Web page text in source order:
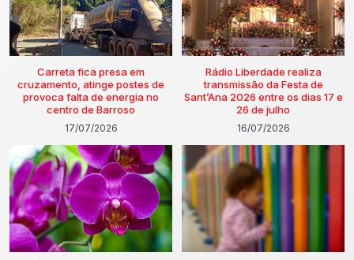
Carreta fica presa em
cruzamento, atinge postes de
provoca falta de energia no
centro de Barroso
17/07/2026
Rádio Liberdade realiza
transmissão da Festa de
Sant’Ana 2026 entre os dias 17 e
26 de julho
16/07/2026